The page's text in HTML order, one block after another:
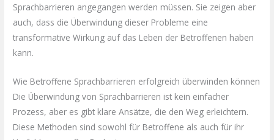
Sprachbarrieren angegangen werden müssen. Sie zeigen aber
auch, dass die Überwindung dieser Probleme eine
transformative Wirkung auf das Leben der Betroffenen haben
kann.
Wie Betroffene Sprachbarrieren erfolgreich überwinden können
Die Überwindung von Sprachbarrieren ist kein einfacher
Prozess, aber es gibt klare Ansätze, die den Weg erleichtern.
Diese Methoden sind sowohl für Betroffene als auch für ihr